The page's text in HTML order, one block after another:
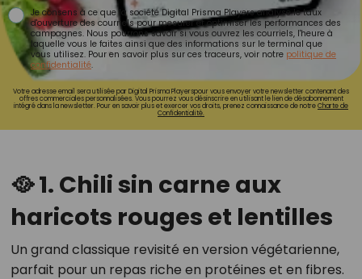
Je consens à ce que la société Digital Prisma Players analyse le taux
d'ouverture des courriels pour mesurer et optimiser les performances des
campagnes. Nous pourrons savoir si vous ouvrez les courriels, l'heure à
laquelle vous le faites ainsi que des informations sur le terminal que
vous utilisez. Pour en savoir plus sur ces traceurs, voir notre politique de
confidentialité.
Votre adresse email sera utilisée par Digital Prisma Playerspour vous envoyer votre newsletter contenant des
offres commerciales personnalisées. Vous pourrez vous désinscrire en utilisant le lien de désabonnement
intégré dans la newsletter. Pour en savoir plus et exercer vos droits, prenez connaissance de notreCharte de
Confidentialité.
🥘 1. Chili sin carne aux
haricots rouges et lentilles
Un grand classique revisité en version végétarienne,
parfait pour un repas riche en protéines et en fibres.